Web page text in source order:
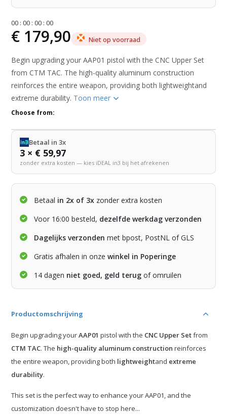
00 :00 :00 :00
€ 179,90 Niet op voorraad
Begin upgrading your AAP01 pistol with the CNC Upper Set
from CTM TAC. The high-quality aluminum construction
reinforces the entire weapon, providing both lightweightand
extreme durability. Toon meer
Choose from:
Betaal in 3x
3 × € 59,97
zonder extra kosten — kies iDEAL in3 bij het afrekenen
Betaal in 2x of 3x zonder extra kosten
Voor 16:00 besteld, dezelfde werkdag verzonden
Dagelijks verzonden met bpost, PostNL of GLS
Gratis afhalen in onzewinkel in Poperinge
14 dagen niet goed, geld terug of omruilen
Productomschrijving
Begin upgrading yourAAP01 pistol with the CNC Upper Setfrom
CTM TAC. The high-quality aluminum construction reinforces
the entire weapon, providing both lightweightand extreme
durability.
This set is the perfect way to enhance your AAP01, and the
customization doesn't have to stop here...